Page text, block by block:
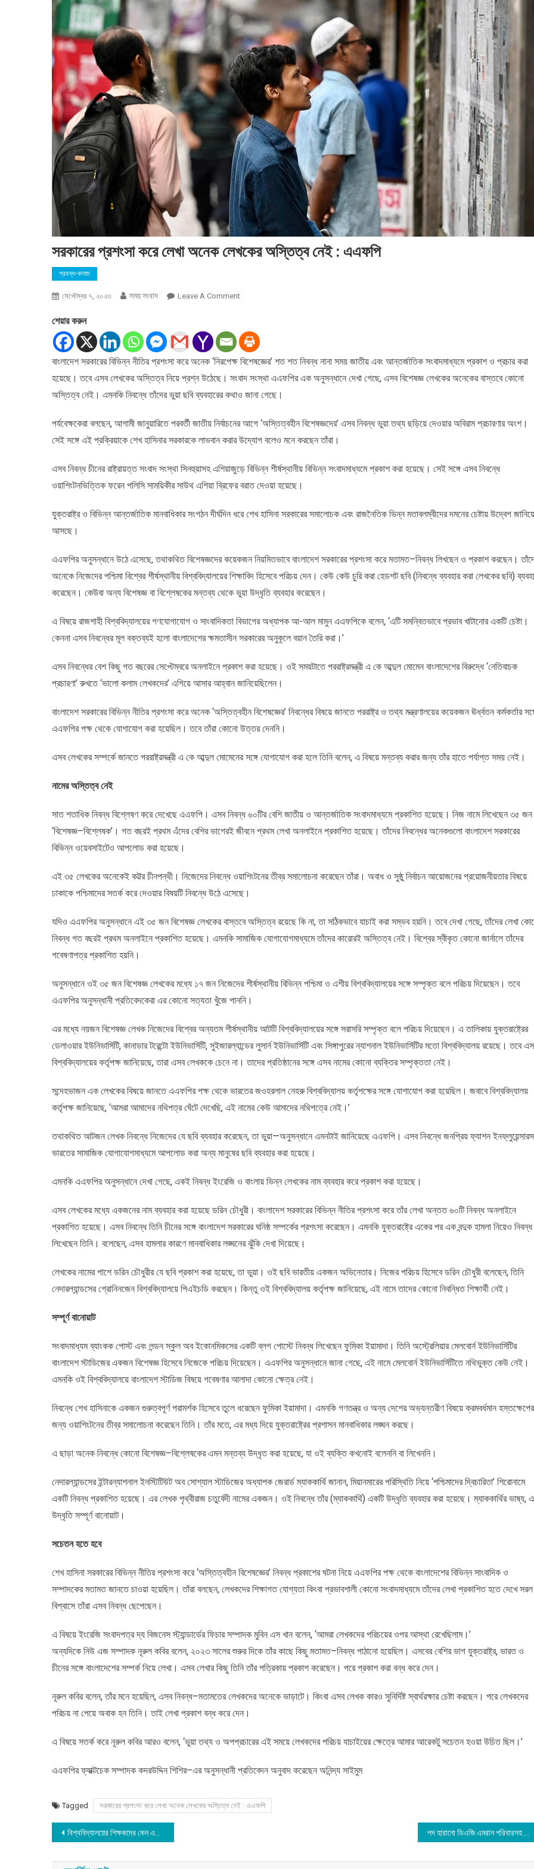
সরকারের প্রশংসা করে লেখা অনেক লেখকের অস্তিত্ব নেই : এএফপি
প্রবন্ধ-কলাম
সেপ্টেম্বর ৭, ২০২৩ সময় সংবাদ Leave A CommentOn
করে
লেখা
অনেক
লেখকের
অস্তিত্ব
শেয়ার করুন
বাংলাদেশ সরকারের বিভিন্ন নীতির প্রশংসা করে অনেক ‘নিরপেক্ষ বিশেষজ্ঞের’ শত শত নিবন্ধ নানা সময় জাতীয় এবং আন্তর্জাতিক সংবাদমাধ্যমে প্রকাশ ও প্রচার করা
হয়েছে। তবে এসব লেখকের অস্তিত্ব নিয়ে প্রশ্ন উঠেছে। সংবাদ সংস্থা এএফপির এক অনুসন্ধানে দেখা গেছে, এসব বিশেষজ্ঞ লেখকের অনেকের বাস্তবে কোনো
অস্তিত্ব নেই। এমনকি নিবন্ধে তাঁদের ভুয়া ছবি ব্যবহারের কথাও জানা গেছে।
পর্যবেক্ষকেরা বলছেন, আগামী জানুয়ারিতে পরবর্তী জাতীয় নির্বাচনের আগে ‘অস্তিত্বহীন বিশেষজ্ঞদের’ এসব নিবন্ধ ভুয়া তথ্য ছড়িয়ে দেওয়ার অবিরাম প্রচারণার অংশ।
সেই সঙ্গে এই প্রক্রিয়াকে শেখ হাসিনার সরকারকে লাভবান করার উদ্যোগ বলেও মনে করছেন তাঁরা।
এসব নিবন্ধ চীনের রাষ্ট্রায়ত্ত সংবাদ সংস্থা সিনহুয়াসহ এশিয়াজুড়ে বিভিন্ন শীর্ষস্থানীয় বিভিন্ন সংবাদমাধ্যমে প্রকাশ করা হয়েছে। সেই সঙ্গে এসব নিবন্ধে
ওয়াশিংটনভিত্তিক ফরেন পলিসি সাময়িকীর সাউথ এশিয়া ব্রিফের বরাত দেওয়া হয়েছে।
যুক্তরাষ্ট্র ও বিভিন্ন আন্তর্জাতিক মানবাধিকার সংগঠন দীর্ঘদিন ধরে শেখ হাসিনা সরকারের সমালোচক এবং রাজনৈতিক ভিন্ন মতাবলম্বীদের দমনের চেষ্টায় উদ্বেগ জানিয়ে
আসছে।
এএফপির অনুসন্ধানে উঠে এসেছে, তথাকথিত বিশেষজ্ঞদের কয়েকজন নিয়মিতভাবে বাংলাদেশ সরকারের প্রশংসা করে মতামত–নিবন্ধ লিখছেন ও প্রকাশ করছেন।
অনেকে নিজেদের পশ্চিমা বিশ্বের শীর্ষস্থানীয় বিশ্ববিদ্যালয়ের শিক্ষাবিদ হিসেবে পরিচয় দেন। কেউ কেউ চুরি করা হেডশট ছবি (নিবন্ধে ব্যবহার করা লেখকের ছবি)
করেছেন। কেউবা অন্য বিশেষজ্ঞ বা বিশ্লেষকের মন্তব্য থেকে ভুয়া উদ্ধৃতি ব্যবহার করেছেন।
এ বিষয়ে রাজশাহী বিশ্ববিদ্যালয়ের গণযোগাযোগ ও সাংবাদিকতা বিভাগের অধ্যাপক আ-আল মামুন এএফপিকে বলেন, ‘এটি সমন্বিতভাবে প্রভাব খাটানোর একটি চেষ্টা।
কেননা এসব নিবন্ধের মূল বক্তব্যই হলো বাংলাদেশের ক্ষমতাসীন সরকারের অনুকূলে বয়ান তৈরি করা।’
এসব নিবন্ধের বেশ কিছু গত বছরের সেপ্টেম্বরে অনলাইনে প্রকাশ করা হয়েছে। ওই সময়টাতে পররাষ্ট্রমন্ত্রী এ কে আব্দুল মোমেন বাংলাদেশের বিরুদ্ধে ‘নেতিবাচক
প্রচারণা’ রুখতে ‘ভালো কলাম লেখকদের’ এগিয়ে আসার আহ্বান জানিয়েছিলেন।
বাংলাদেশ সরকারের বিভিন্ন নীতির প্রশংসা করে অনেক ‘অস্তিত্বহীন বিশেষজ্ঞের’ নিবন্ধের বিষয়ে জানতে পররাষ্ট্র ও তথ্য মন্ত্রণালয়ের কয়েকজন ঊর্ধ্বতন কর্মকর্তার
এএফপির পক্ষ থেকে যোগাযোগ করা হয়েছিল। তবে তাঁরা কোনো উত্তর দেননি।
এসব লেখকের সম্পর্কে জানতে পররাষ্ট্রমন্ত্রী এ কে আব্দুল মোমেনের সঙ্গে যোগাযোগ করা হলে তিনি বলেন, এ বিষয়ে মন্তব্য করার জন্য তাঁর হাতে পর্যাপ্ত সময় নেই।
নামের অস্তিত্ব নেই
সাত শতাধিক নিবন্ধ বিশ্লেষণ করে দেখেছে এএফপি। এসব নিবন্ধ ৬০টির বেশি জাতীয় ও আন্তর্জাতিক সংবাদমাধ্যমে প্রকাশিত হয়েছে। নিজ নামে লিখেছেন ৩৫ জন
‘বিশেষজ্ঞ–বিশ্লেষক’। গত বছরই প্রথম এঁদের বেশির ভাগেরই জীবনে প্রথম লেখা অনলাইনে প্রকাশিত হয়েছে। তাঁদের নিবন্ধের অনেকগুলো বাংলাদেশ সরকারের
বিভিন্ন ওয়েবসাইটেও আপলোড করা হয়েছে।
এই ৩৫ লেখকের অনেকেই কট্টর চীনপন্থী। নিজেদের নিবন্ধে ওয়াশিংটনের তীব্র সমালোচনা করেছেন তাঁরা। অবাধ ও সুষ্ঠু নির্বাচন আয়োজনের প্রয়োজনীয়তার বিষয়ে
ঢাকাকে পশ্চিমাদের সতর্ক করে দেওয়ার বিষয়টি নিবন্ধে উঠে এসেছে।
যদিও এএফপির অনুসন্ধানে এই ৩৫ জন বিশেষজ্ঞ লেখকের বাস্তবে অস্তিত্ব রয়েছে কি না, তা সঠিকভাবে যাচাই করা সম্ভব হয়নি। তবে দেখা গেছে, তাঁদের লেখা
নিবন্ধ গত বছরই প্রথম অনলাইনে প্রকাশিত হয়েছে। এমনকি সামাজিক যোগাযোগমাধ্যমে তাঁদের কারোরই অস্তিত্ব নেই। বিশ্বের স্বীকৃত কোনো জার্নালে তাঁদের
গবেষণাপত্র প্রকাশিত হয়নি।
অনুসন্ধানে ওই ৩৫ জন বিশেষজ্ঞ লেখকের মধ্যে ১৭ জন নিজেদের শীর্ষস্থানীয় বিভিন্ন পশ্চিমা ও এশীয় বিশ্ববিদ্যালয়ের সঙ্গে সম্পৃক্ত বলে পরিচয় দিয়েছেন। তবে
এএফপির অনুসন্ধানী প্রতিবেদকেরা এর কোনো সত্যতা খুঁজে পাননি।
এর মধ্যে নয়জন বিশেষজ্ঞ লেখক নিজেদের বিশ্বের অন্যতম শীর্ষস্থানীয় আটটি বিশ্ববিদ্যালয়ের সঙ্গে সরাসরি সম্পৃক্ত বলে পরিচয় দিয়েছেন। এ তালিকায় যুক্তরাষ্ট্রের
ডেলাওয়ার ইউনিভার্সিটি, কানাডার টরেন্টো ইউনিভার্সিটি, সুইজারল্যান্ডের লুসার্ন ইউনিভার্সিটি এবং সিঙ্গাপুরের ন্যাশনাল ইউনিভার্সিটির মতো বিশ্ববিদ্যালয় রয়েছে। তবে
বিশ্ববিদ্যালয়ের কর্তৃপক্ষ জানিয়েছে, তারা এসব লেখককে চেনে না। তাদের প্রতিষ্ঠানের সঙ্গে এসব নামের কোনো ব্যক্তির সম্পৃক্ততা নেই।
সন্দেহভাজন এক লেখকের বিষয়ে জানতে এএফপির পক্ষ থেকে ভারতের জওহরলাল নেহরু বিশ্ববিদ্যালয় কর্তৃপক্ষের সঙ্গে যোগাযোগ করা হয়েছিল। জবাবে বিশ্ববিদ্যালয়
কর্তৃপক্ষ জানিয়েছে, ‘আমরা আমাদের নথিপত্র ঘেঁটে দেখেছি, এই নামের কেউ আমাদের নথিপত্রে নেই।’
তথাকথিত আটজন লেখক নিবন্ধে নিজেদের যে ছবি ব্যবহার করেছেন, তা ভুয়া—অনুসন্ধানে এমনটাই জানিয়েছে এএফপি। এসব নিবন্ধে জনপ্রিয় ফ্যাশন
ভারতের সামাজিক যোগাযোগমাধ্যমে আপলোড করা অন্য মানুষের ছবি ব্যবহার করা হয়েছে।
এমনকি এএফপির অনুসন্ধানে দেখা গেছে, একই নিবন্ধ ইংরেজি ও বাংলায় ভিন্ন লেখকের নাম ব্যবহার করে প্রকাশ করা হয়েছে।
এসব লেখকের মধ্যে একজনের নাম ব্যবহার করা হয়েছে ডরিন চৌধুরী। বাংলাদেশ সরকারের বিভিন্ন নীতির প্রশংসা করে তাঁর লেখা অন্তত ৬০টি নিবন্ধ অনলাইনে
প্রকাশিত হয়েছে। এসব নিবন্ধে তিনি চীনের সঙ্গে বাংলাদেশ সরকারের ঘনিষ্ঠ সম্পর্কের প্রশংসা করেছেন। এমনকি যুক্তরাষ্ট্রে একের পর এক বন্দুক হামলা নিয়েও নিবন্ধ
লিখেছেন তিনি। বলেছেন, এসব হামলার কারণে মানবাধিকার লঙ্ঘনের ঝুঁকি দেখা দিয়েছে।
লেখকের নামের পাশে ডরিন চৌধুরীর যে ছবি প্রকাশ করা হয়েছে, তা ভুয়া। ওই ছবি ভারতীয় একজন অভিনেতার। নিজের পরিচয় হিসেবে ডরিন চৌধুরী বলেছেন, তিনি
নেদারল্যান্ডসের গ্রোনিনজেন বিশ্ববিদ্যালয়ে পিএইচডি করছেন। কিন্তু ওই বিশ্ববিদ্যালয় কর্তৃপক্ষ জানিয়েছে, এই নামে তাদের কোনো নিবন্ধিত শিক্ষার্থী নেই।
সম্পূর্ণ বানোয়াট
সংবাদমাধ্যম ব্যাংকক পোস্ট এবং লন্ডন স্কুল অব ইকোনমিকসের একটি ব্লগ পোস্টে নিবন্ধ লিখেছেন ফুমিকা ইয়ামাদা। তিনি অস্ট্রেলিয়ার মেলবোর্ন ইউনিভার্সিটির
বাংলাদেশ স্টাডিজের একজন বিশেষজ্ঞ হিসেবে নিজেকে পরিচয় দিয়েছেন। এএফপির অনুসন্ধানে জানা গেছে, এই নামে মেলবোর্ন ইউনিভার্সিটিতে নথিভুক্ত কেউ নেই।
এমনকি ওই বিশ্ববিদ্যালয়ে বাংলাদেশ স্টাডিজ বিষয়ে গবেষণার আলাদা কোনো ক্ষেত্র নেই।
নিবন্ধে শেখ হাসিনাকে একজন গুরুত্বপূর্ণ পরামর্শক হিসেবে তুলে ধরেছেন ফুমিকা ইয়ামাদা। এমনকি গণতন্ত্র ও অন্য দেশের অভ্যন্তরীণ বিষয়ে ক্রমবর্ধমান হস্তক্ষেপের
জন্য ওয়াশিংটনের তীব্র সমালোচনা করেছেন তিনি। তাঁর মতে, এর মধ্য দিয়ে যুক্তরাষ্ট্রের প্রশাসন মানবাধিকার লঙ্ঘন করছে।
এ ছাড়া অনেক নিবন্ধে কোনো বিশেষজ্ঞ–বিশ্লেষকের এমন মন্তব্য উদ্ধৃত করা হয়েছে, যা ওই ব্যক্তি কখনোই বলেননি বা লিখেননি।
নেদারল্যান্ডসের ইন্টারন্যাশনাল ইনস্টিটিউট অব সোশ্যাল স্টাডিজের অধ্যাপক জেরার্ড ম্যাককার্থি জানান, মিয়ানমারের পরিস্থিতি নিয়ে ‘পশ্চিমাদের দ্বিচারিতা’ শিরোনামে
একটি নিবন্ধ প্রকাশিত হয়েছে। এর লেখক পৃথ্বীরাজ চতুর্বেদী নামের একজন। ওই নিবন্ধে তাঁর (ম্যাককার্থি) একটি উদ্ধৃতি ব্যবহার করা হয়েছে। ম্যাককার্থির ভাষ্য, এ
উদ্ধৃতি সম্পূর্ণ বানোয়াট।
সচেতন হতে হবে
শেখ হাসিনা সরকারের বিভিন্ন নীতির প্রশংসা করে ‘অস্তিত্বহীন বিশেষজ্ঞের’ নিবন্ধ প্রকাশের ঘটনা নিয়ে এএফপির পক্ষ থেকে বাংলাদেশের বিভিন্ন সাংবাদিক ও
সম্পাদকের মতামত জানতে চাওয়া হয়েছিল। তাঁরা বলছেন, লেখকদের শিক্ষাগত যোগ্যতা কিংবা প্রভাবশালী কোনো সংবাদমাধ্যমে তাঁদের লেখা প্রকাশিত হতে দেখে সরল
বিশ্বাসে তাঁরা এসব নিবন্ধ ছেপেছেন।
এ বিষয়ে ইংরেজি সংবাদপত্র দ্য বিজনেস স্ট্যান্ডার্ডের ফিচার সম্পাদক মুবিন এস খান বলেন, ‘আমরা লেখকদের পরিচয়ের ওপর আস্থা রেখেছিলাম।’
অন্যদিকে নিউ এজ সম্পাদক নূরুল কবির বলেন, ২০২৩ সালের শুরুর দিকে তাঁর কাছে কিছু মতামত–নিবন্ধ পাঠানো হয়েছিল। এসবের বেশির ভাগ যুক্তরাষ্ট্র, ভারত ও
চীনের সঙ্গে বাংলাদেশের সম্পর্ক নিয়ে লেখা। এসব লেখার কিছু তিনি তাঁর পত্রিকায় প্রকাশ করেছেন। পরে প্রকাশ করা বন্ধ করে দেন।
নূরুল কবির বলেন, তাঁর মনে হয়েছিল, এসব নিবন্ধ–মতামতের লেখকদের অনেকে ভাড়াটে। কিংবা এসব লেখক কারও সুনির্দিষ্ট স্বার্থরক্ষার চেষ্টা করছেন। পরে লেখকদের
পরিচয় না পেয়ে অবাক হন তিনি। তাই লেখা প্রকাশ বন্ধ করে দেন।
এ বিষয়ে সতর্ক করে নূরুল কবির আরও বলেন, ‘ভুয়া তথ্য ও অপপ্রচারের এই সময়ে লেখকদের পরিচয় যাচাইয়ের ক্ষেত্রে আমার আরেকটু সচেতন হওয়া উচিত ছিল।’
এএফপির ফ্যাক্টচেক সম্পাদক কদরউদ্দিন শিশির–এর অনুসন্ধানী প্রতিবেদন অনুবাদ করেছেন অনিন্দ্য সাইমুম
Tagged সরকারের প্রশংসা করে লেখা অনেক লেখকের অস্তিত্ব নেই : এএফপি
Post
navigation
বিশ্ববিদ্যালয়ের শিক্ষকদের কেন এই ‘বিবৃতি-প্রীতি’ পদ হারানো ডিএজি এমরান পরিবারসহ আশ্রয় নিলেন মার্কিন দূতাবাসে!
সময়
সংবাদ
সময়
সংবাদ
সময়
সংবাদ